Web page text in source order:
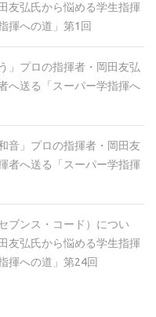
友弘氏から悩める学生指揮
揮への道」第1回
」プロの指揮者・岡田友弘
へ送る「スーパー学指揮へ
音」プロの指揮者・岡田友
者へ送る「スーパー学指揮
ブンス・コード）につい
友弘氏から悩める学生指揮
揮への道」第24回